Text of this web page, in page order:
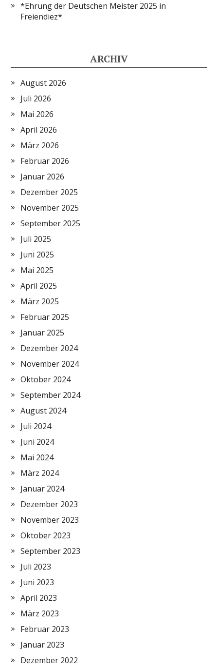
*Ehrung der Deutschen Meister 2025 in
Freiendiez*
ARCHIV
August 2026
Juli 2026
Mai 2026
April 2026
März 2026
Februar 2026
Januar 2026
Dezember 2025
November 2025
September 2025
Juli 2025
Juni 2025
Mai 2025
April 2025
März 2025
Februar 2025
Januar 2025
Dezember 2024
November 2024
Oktober 2024
September 2024
August 2024
Juli 2024
Juni 2024
Mai 2024
März 2024
Januar 2024
Dezember 2023
November 2023
Oktober 2023
September 2023
Juli 2023
Juni 2023
April 2023
März 2023
Februar 2023
Januar 2023
Dezember 2022